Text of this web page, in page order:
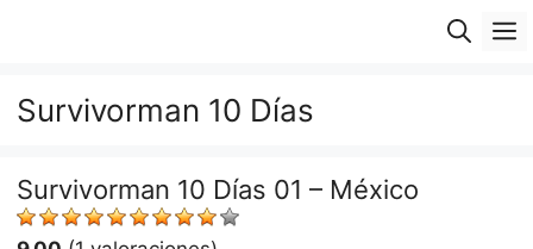
Survivorman 10 Días
Survivorman 10 Días 01 – México